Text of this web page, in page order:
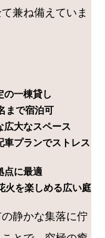
兼ね備えていま
の一棟貸し
まで宿泊可
広大なスペース
車プランでストレス
点に最適
火を楽しめる広い庭
静かな集落に佇